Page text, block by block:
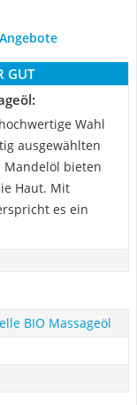
GUT
Wahl
ausgewählten
Mandelöl bieten
Haut. Mit
es ein
BIO Massageöl